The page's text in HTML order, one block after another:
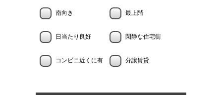
南向き 最上階
日当たり良好 閑静な住宅街
コンビニ近くに有 分譲賃貸